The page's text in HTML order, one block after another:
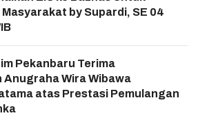
by Supardi, SE 04
Pekanbaru Terima
Wira Wibawa
atas Prestasi Pemulangan